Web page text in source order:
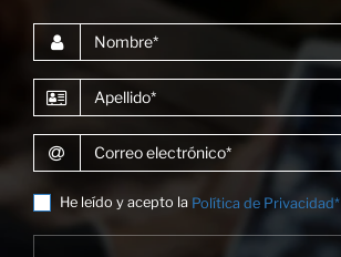
Nombre
Apellido
Correo electrónico
He leído y acepto la Política de Privacidad*